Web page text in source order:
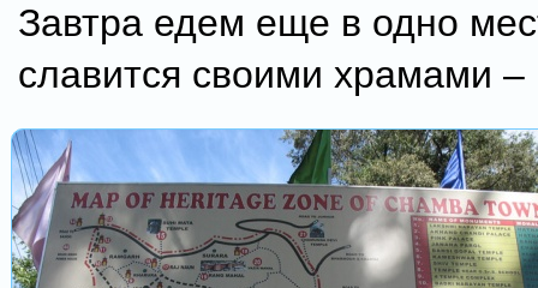
Завтра едем еще в одно
славится своими храмами